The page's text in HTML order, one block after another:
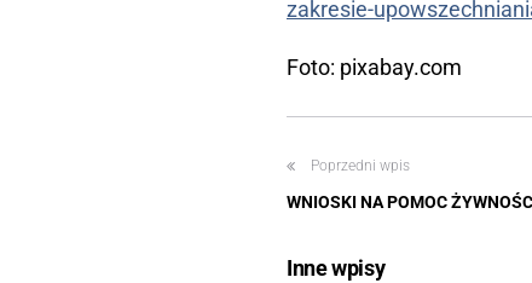
zakresie-
Foto: pixabay.com
Poprzedni wpis
WNIOSKI NA POMOC
Inne wpisy